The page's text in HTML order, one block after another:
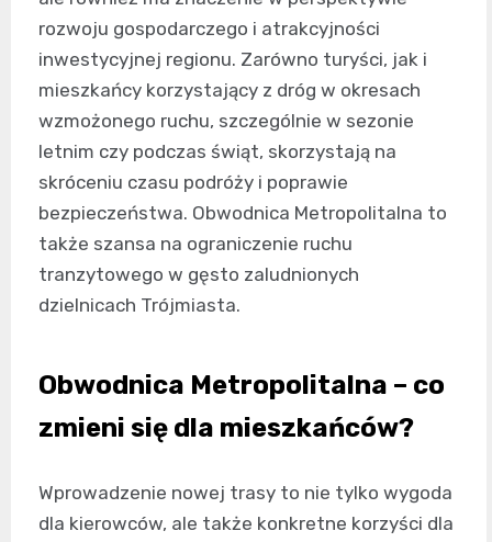
rozwoju gospodarczego i atrakcyjności
inwestycyjnej regionu. Zarówno turyści, jak i
mieszkańcy korzystający z dróg w okresach
wzmożonego ruchu, szczególnie w sezonie
letnim czy podczas świąt, skorzystają na
skróceniu czasu podróży i poprawie
bezpieczeństwa. Obwodnica Metropolitalna to
także szansa na ograniczenie ruchu
tranzytowego w gęsto zaludnionych
dzielnicach Trójmiasta.
Obwodnica Metropolitalna – co
zmieni się dla mieszkańców?
Wprowadzenie nowej trasy to nie tylko wygoda
dla kierowców, ale także konkretne korzyści dla